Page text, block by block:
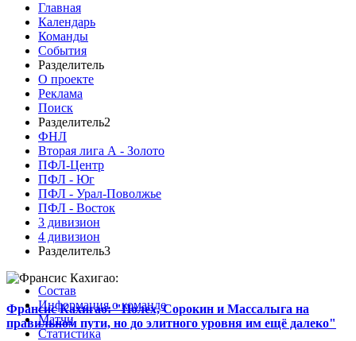
Главная
Календарь
Команды
События
Разделитель
О проекте
Реклама
Поиск
Разделитель2
ФНЛ
Вторая лига А - Золото
ПФЛ-Центр
ПФЛ - Юг
ПФЛ - Урал-Поволжье
ПФЛ - Восток
3 дивизион
4 дивизион
Разделитель3
Франсис Кахигао: "Полех, Сорокин и Массалыга на
правильном пути, но до элитного уровня им ещё далеко"
Состав
Информация о команде
Матчи
Статистика